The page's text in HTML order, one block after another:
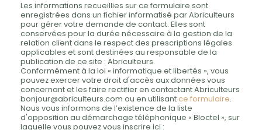
Les informations recueillies sur ce formulaire sont
enregistrées dans un fichier informatisé par Abriculteurs
pour gérer votre demande de contact. Elles sont
conservées pour la durée nécessaire à la gestion de la
relation client dans le respect des prescriptions légales
applicables et sont destinées au responsable de la
publication de ce site : Abriculteurs.
Conformément à la loi « informatique et libertés », vous
pouvez exercer votre droit d'accès aux données vous
concernant et les faire rectifier en contactant Abriculteurs
bonjour@abriculteurs.com ou en utilisant ce formulaire.
Nous vous informons de l’existence de la liste
d'opposition au démarchage téléphonique « Bloctel », sur
laquelle vous pouvez vous inscrire ici :